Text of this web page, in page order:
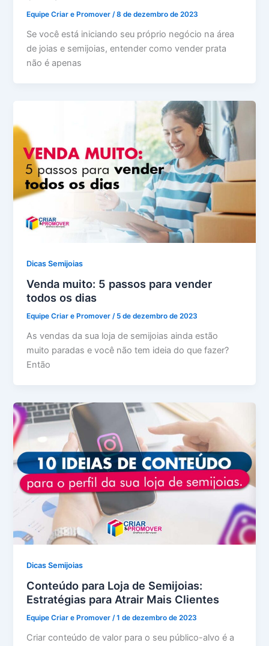
Equipe Criar e Promover/8 de dezembro de 2023
Se você está iniciando seu próprio negócio na área
de joias e semijoias, entender como vender prata
não é apenas
Dicas Semijoias
Venda muito: 5 passos para vender
todos os dias
Equipe Criar e Promover/ 5 de dezembro de 2023
As vendas da sua loja de semijoias ainda estão
muito paradas e você não tem ideia do que fazer?
Então
Dicas Semijoias
Conteúdo para Loja de Semijoias:
Estratégias para Atrair Mais Clientes
Equipe Criar e Promover/1 de dezembro de 2023
Criar conteúdo de valor para o seu público-alvo é a